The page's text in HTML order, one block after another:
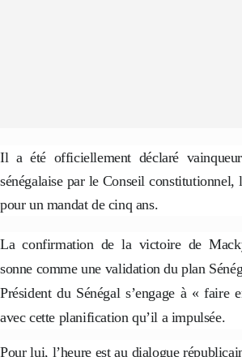
Il a été officiellement déclaré
sénégalaise par le Conseil
pour un mandat de cinq ans.
La confirmation de la victoire de
sonne comme une validation du plan
Président du Sénégal s’engage à « faire
avec cette planification qu’il a impulsée.
Pour lui, l’heure est au dialogue